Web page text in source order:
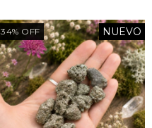
34% OFF NUEVO